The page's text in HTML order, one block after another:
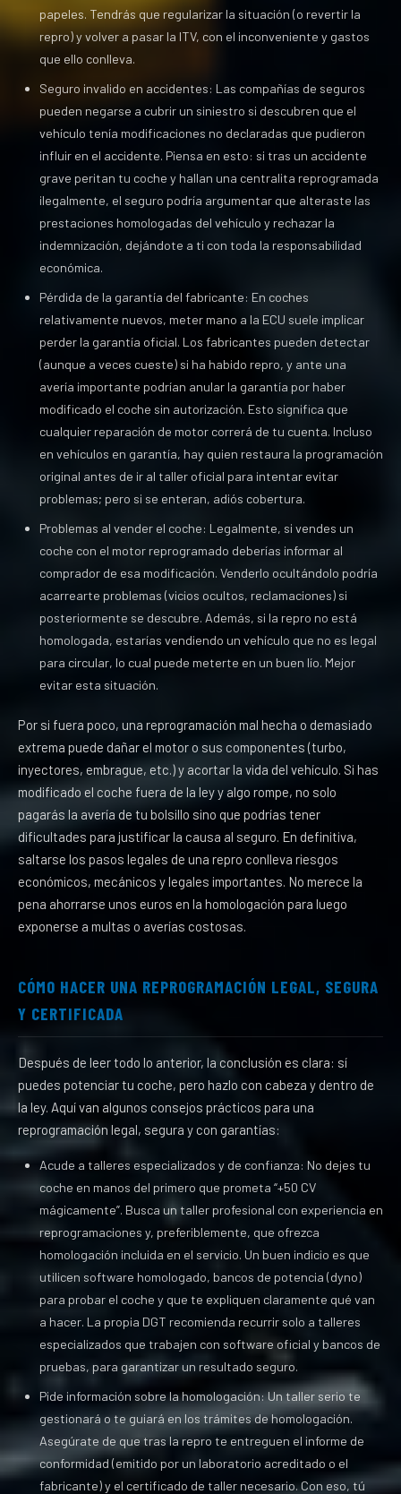
papeles. Tendrás que regularizar la situación (o revertir la
repro) y volver a pasar la ITV, con el inconveniente y gastos
que ello conlleva.
Seguro invalido en accidentes: Las compañías de seguros
pueden negarse a cubrir un siniestro si descubren que el
vehículo tenía modificaciones no declaradas que pudieron
influir en el accidente. Piensa en esto: si tras un accidente
grave peritan tu coche y hallan una centralita reprogramada
ilegalmente, el seguro podría argumentar que alteraste las
prestaciones homologadas del vehículo y rechazar la
indemnización, dejándote a ti con toda la responsabilidad
económica.
Pérdida de la garantía del fabricante: En coches
relativamente nuevos, meter mano a la ECU suele implicar
perder la garantía oficial. Los fabricantes pueden detectar
(aunque a veces cueste) si ha habido repro, y ante una
avería importante podrían anular la garantía por haber
modificado el coche sin autorización. Esto significa que
cualquier reparación de motor correrá de tu cuenta. Incluso
en vehículos en garantía, hay quien restaura la programación
original antes de ir al taller oficial para intentar evitar
problemas; pero si se enteran, adiós cobertura.
Problemas al vender el coche: Legalmente, si vendes un
coche con el motor reprogramado deberías informar al
comprador de esa modificación. Venderlo ocultándolo podría
acarrearte problemas (vicios ocultos, reclamaciones) si
posteriormente se descubre. Además, si la repro no está
homologada, estarías vendiendo un vehículo que no es legal
para circular, lo cual puede meterte en un buen lío. Mejor
evitar esta situación.
Por si fuera poco, una reprogramación mal hecha o demasiado
extrema puede dañar el motor o sus componentes (turbo,
inyectores, embrague, etc.) y acortar la vida del vehículo. Si has
modificado el coche fuera de la ley y algo rompe, no solo
pagarás la avería de tu bolsillo sino que podrías tener
dificultades para justificar la causa al seguro. En definitiva,
saltarse los pasos legales de una repro conlleva riesgos
económicos, mecánicos y legales importantes. No merece la
pena ahorrarse unos euros en la homologación para luego
exponerse a multas o averías costosas.
CÓMO HACER UNA REPROGRAMACIÓN LEGAL, SEGURA
Y CERTIFICADA
Después de leer todo lo anterior, la conclusión es clara: sí
puedes potenciar tu coche, pero hazlo con cabeza y dentro de
la ley. Aquí van algunos consejos prácticos para una
reprogramación legal, segura y con garantías:
Acude a talleres especializados y de confianza: No dejes tu
coche en manos del primero que prometa “+50 CV
mágicamente”. Busca un taller profesional con experiencia en
reprogramaciones y, preferiblemente, que ofrezca
homologación incluida en el servicio. Un buen indicio es que
utilicen software homologado, bancos de potencia (dyno)
para probar el coche y que te expliquen claramente qué van
a hacer. La propia DGT recomienda recurrir solo a talleres
especializados que trabajen con software oficial y bancos de
pruebas, para garantizar un resultado seguro.
Pide información sobre la homologación: Un taller serio te
gestionará o te guiará en los trámites de homologación.
Asegúrate de que tras la repro te entreguen el informe de
conformidad (emitido por un laboratorio acreditado o el
fabricante) y el certificado de taller necesario. Con eso, tú